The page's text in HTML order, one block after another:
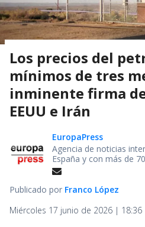
Los precios del
mínimos de tres
inminente firma
EEUU e Irán
EuropaPress
Agencia de noticias
España y con más de
Publicado por Franco López
Miércoles 17 junio de 2026 | 18:36